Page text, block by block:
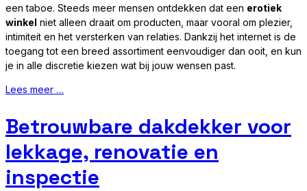
een taboe. Steeds meer mensen ontdekken dat een erotiek
winkel niet alleen draait om producten, maar vooral om plezier,
intimiteit en het versterken van relaties. Dankzij het internet is de
toegang tot een breed assortiment eenvoudiger dan ooit, en kun
je in alle discretie kiezen wat bij jouw wensen past.
Lees meer …
Betrouwbare dakdekker voor
lekkage, renovatie en
inspectie